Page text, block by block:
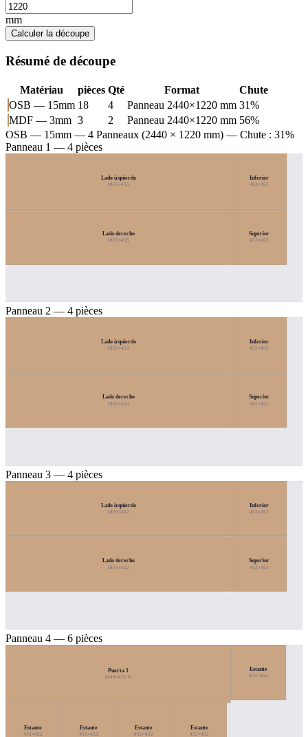
mm
Calculer la découpe
Résumé de découpe
Matériau pièces Qté Format
Chute
OSB — 15mm 18 4 Panneau 2440×1220 mm 31%
MDF — 3mm 3 2 Panneau 2440×1220 mm 56%
OSB — 15mm — 4 Panneaux (2440 × 1220 mm) — Chute : 31%
Panneau 1 — 4 pièces
Lado izquierdo
1855×455
Lado derecho
1855×455
Inferior
452×455
Superior
452×455
Panneau 2 — 4 pièces
Lado izquierdo
1855×452
Lado derecho
1855×452
Inferior
452×452
Superior
452×452
Panneau 3 — 4 pièces
Lado izquierdo
1855×452
Lado derecho
1855×452
Inferior
452×452
Superior
452×452
Panneau 4 — 6 pièces
Puerta 1
1849×476 ↻
Estante
452×452
Estante
452×452
Estante
452×452
Estante
452×452
Estante
452×452